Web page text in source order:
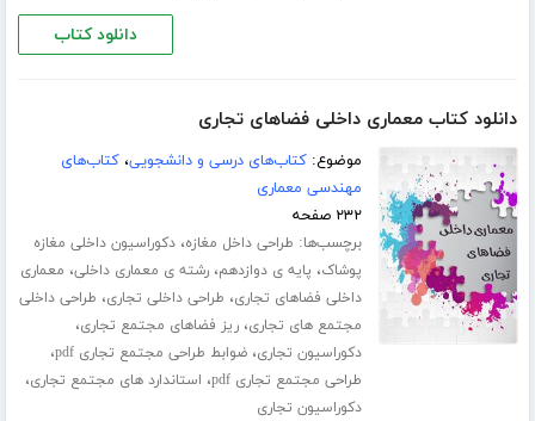
دانلود کتاب
دانلود کتاب معماری داخلی فضاهای تجاری
موضوع:کتاب‌های درسی و دانشجویی،کتاب‌های
مهندسی معماری
۲۳۲ صفحه
برچسب‌ها: طراحی داخل مغازه،دکوراسیون داخلی مغازه
پوشاک، پایه ی دوازدهم،رشته ی معماری داخلی، معماری
داخلی فضاهای تجاری، طراحی داخلی تجاری، طراحی داخلی
مجتمع های تجاری،ریز فضاهای مجتمع تجاری،
دکوراسیون تجاری،ضوابط طراحی مجتمع تجاری pdf ،
طراحی مجتمع تجاری pdf ، استاندارد های مجتمع تجاری،
دکوراسیون تجاری